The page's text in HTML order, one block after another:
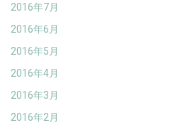
2016年7月
2016年6月
2016年5月
2016年4月
2016年3月
2016年2月